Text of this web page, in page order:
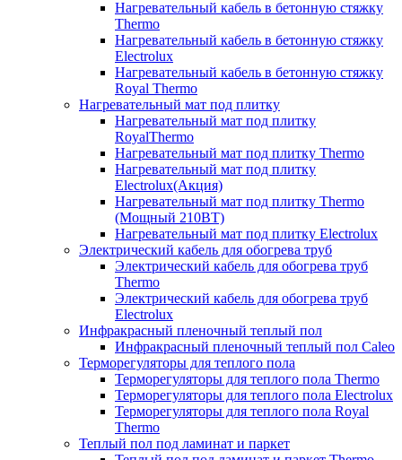
Нагревательный кабель в бетонную стяжку
Thermo
Нагревательный кабель в бетонную стяжку
Electrolux
Нагревательный кабель в бетонную стяжку
Royal Thermo
Нагревательный мат под плитку
Нагревательный мат под плитку
RoyalThermo
Нагревательный мат под плитку Thermo
Нагревательный мат под плитку
Electrolux(Акция)
Нагревательный мат под плитку Thermo
(Мощный 210ВТ)
Нагревательный мат под плитку Electrolux
Электрический кабель для обогрева труб
Электрический кабель для обогрева труб
Thermo
Электрический кабель для обогрева труб
Electrolux
Инфракрасный пленочный теплый пол
Инфракрасный пленочный теплый пол Caleo
Терморегуляторы для теплого пола
Терморегуляторы для теплого пола Thermo
Терморегуляторы для теплого пола Electrolux
Терморегуляторы для теплого пола Royal
Thermo
Теплый пол под ламинат и паркет